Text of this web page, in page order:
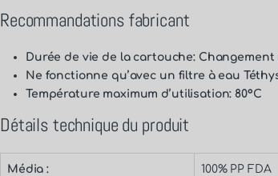
Recommandations fabricant
Durée de vie de la cartouche: Changement
Ne fonctionne qu’avec un filtre à eau
Température maximum d’utilisation: 80°C
Détails technique du produit
Média : 100% PP FDA